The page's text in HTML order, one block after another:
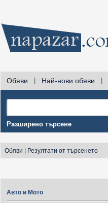
Обяви Най-нови обяви
Разширено търсене
Обяви Резултати от търсенето
Авто и Мото